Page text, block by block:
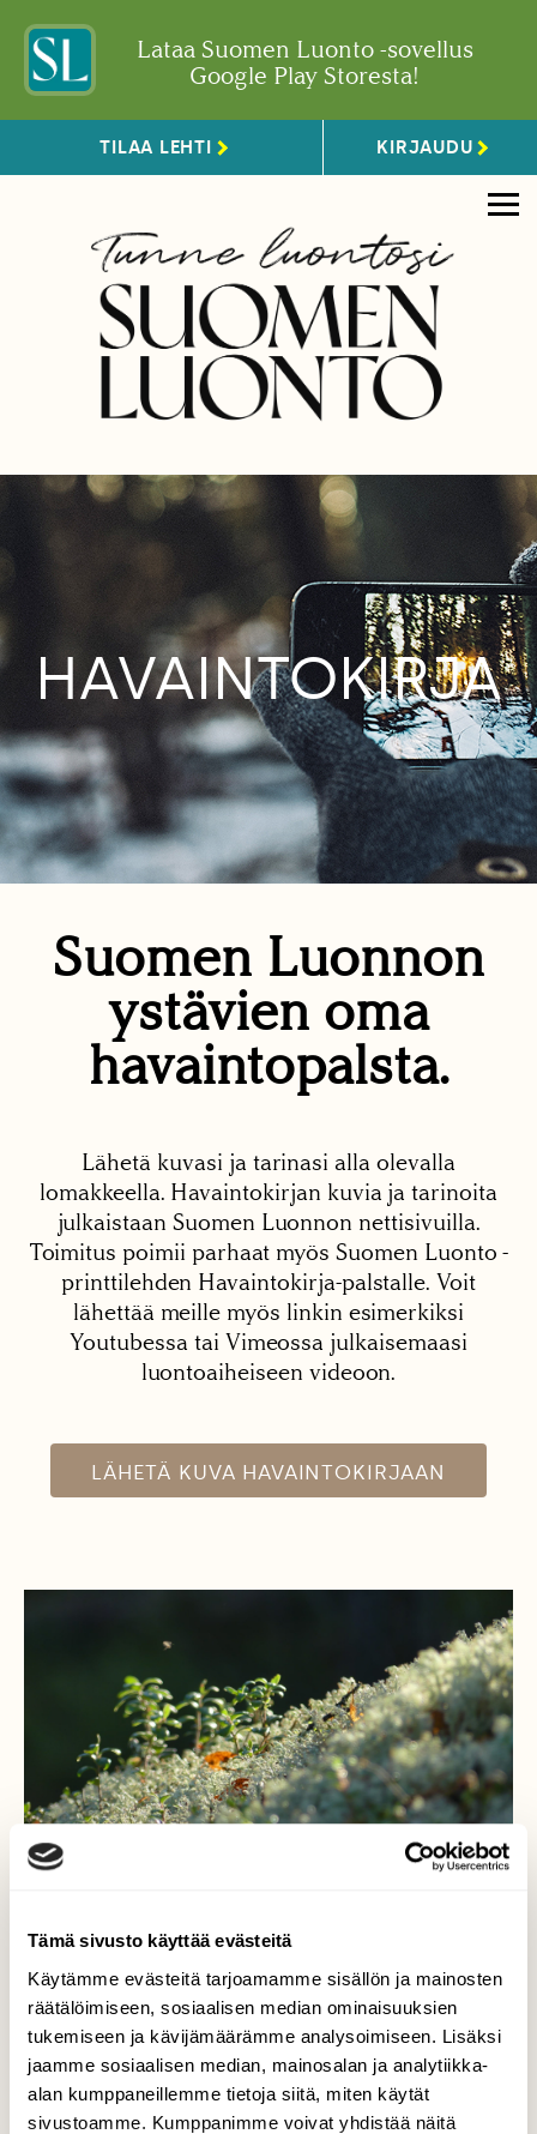
Tämä sivusto käyttää evästeitä
Käytämme evästeitä tarjoamamme sisällön ja mainosten
räätälöimiseen, sosiaalisen median ominaisuuksien
tukemiseen ja kävijämäärämme analysoimiseen. Lisäksi
jaamme sosiaalisen median, mainosalan ja analytiikka-
alan kumppaneillemme tietoja siitä, miten käytät
sivustoamme. Kumppanimme voivat yhdistää näitä
Lataa Suomen Luonto -sovellus
Google Play Storesta!
TILAA LEHTI KIRJAUDU
HAVAINTOKIRJA
Suomen Luonnon
ystävien oma
havaintopalsta.
Lähetä kuvasi ja tarinasi alla olevalla
lomakkeella. Havaintokirjan kuvia ja tarinoita
julkaistaan Suomen Luonnon nettisivuilla.
Toimitus poimii parhaat myös Suomen Luonto -
printtilehden Havaintokirja-palstalle. Voit
lähettää meille myös linkin esimerkiksi
Youtubessa tai Vimeossa julkaisemaasi
luontoaiheiseen videoon.
LÄHETÄ KUVA HAVAINTOKIRJAAN
Lämmintä.
Kaunis auringonpaisteko herätteli
hyttysetkin jäkälien suojista pörräilemään.
Useita niitä oli, kuvaan osui vain yksi eikä
sekään ollut joukon "terävin."